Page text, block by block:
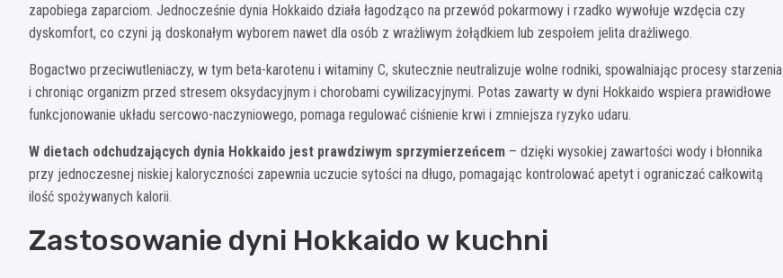
zapobiega zaparciom. Jednocześnie dynia Hokkaido działa łagodząco na przewód pokarmowy i rzadko wywołuje wzdęcia czy
dyskomfort, co czyni ją doskonałym wyborem nawet dla osób z wrażliwym żołądkiem lub zespołem jelita drażliwego.
Bogactwo przeciwutleniaczy, w tym beta-karotenu i witaminy C, skutecznie neutralizuje wolne rodniki, spowalniając procesy starzenia
i chroniąc organizm przed stresem oksydacyjnym i chorobami cywilizacyjnymi. Potas zawarty w dyni Hokkaido wspiera prawidłowe
funkcjonowanie układu sercowo-naczyniowego, pomaga regulować ciśnienie krwi i zmniejsza ryzyko udaru.
W dietach odchudzających dynia Hokkaido jest prawdziwym sprzymierzeńcem – dzięki wysokiej zawartości wody i błonnika
przy jednoczesnej niskiej kaloryczności zapewnia uczucie sytości na długo, pomagając kontrolować apetyt i ograniczać całkowitą
ilość spożywanych kalorii.
Zastosowanie dyni Hokkaido w kuchni